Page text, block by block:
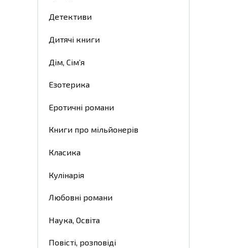
Детективи
Дитячі книги
Дім, Сім’я
Езотерика
Еротичні романи
Книги про мільйонерів
Класика
Кулінарія
Любовні романи
Наука, Освіта
Повісті, розповіді